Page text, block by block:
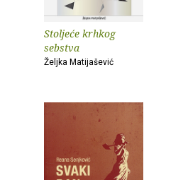
Stoljeće krhkog
sebstva
Željka Matijašević